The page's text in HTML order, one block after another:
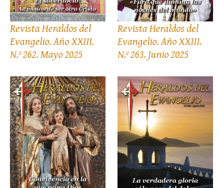
Revista Heraldos del
Evangelio. Año XXIII.
N.º 262. Mayo 2025
Revista Heraldos del
Evangelio. Año XXIII.
N.º 263. Junio 2025